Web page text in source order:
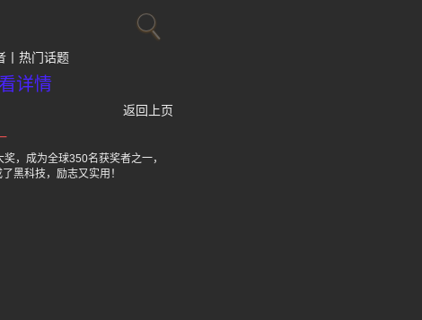
热门话题
详情
返回上页
，成为全球350名获奖者之一，
黑科技，励志又实用！